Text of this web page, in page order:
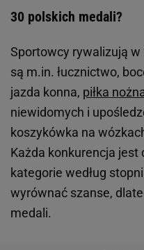
30 polskich medali?
Sportowcy rywalizują w
są m.in. łucznictwo,
jazda konna, piłka
niewidomych i
koszykówka na
Każda konkurencja
kategorie według
wyrównać szanse,
medali.